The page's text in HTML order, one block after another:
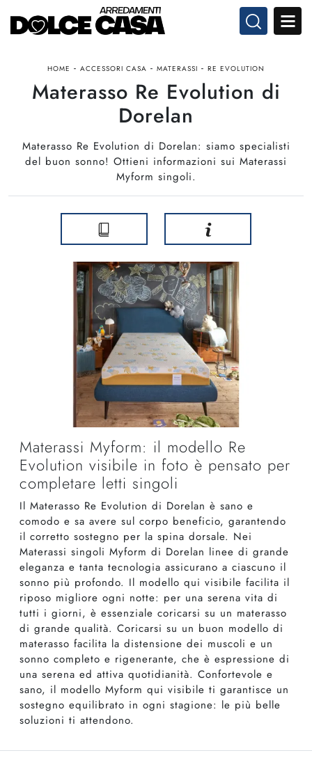
HOME - ACCESSORI CASA - MATERASSI - RE EVOLUTION
Materasso Re Evolution di
Dorelan
Materasso Re Evolution di Dorelan: siamo specialisti
del buon sonno! Ottieni informazioni sui Materassi
Myform singoli.
Materassi Myform: il modello Re
Evolution visibile in foto è pensato per
completare letti singoli
Il Materasso Re Evolution di Dorelan è sano e
comodo e sa avere sul corpo beneficio, garantendo
il corretto sostegno per la spina dorsale. Nei
Materassi singoli Myform di Dorelan linee di grande
eleganza e tanta tecnologia assicurano a ciascuno il
sonno più profondo. Il modello qui visibile facilita il
riposo migliore ogni notte: per una serena vita di
tutti i giorni, è essenziale coricarsi su un materasso
di grande qualità. Coricarsi su un buon modello di
materasso facilita la distensione dei muscoli e un
sonno completo e rigenerante, che è espressione di
una serena ed attiva quotidianità. Confortevole e
sano, il modello Myform qui visibile ti garantisce un
sostegno equilibrato in ogni stagione: le più belle
soluzioni ti attendono.